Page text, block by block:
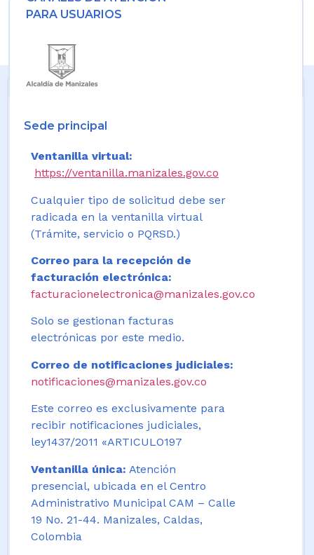
PARA USUARIOS
Sede principal
Ventanilla virtual:
https://ventanilla.manizales.gov.co
Cualquier tipo de solicitud debe ser
radicada en la ventanilla virtual
(Trámite, servicio o PQRSD.)
Correo para la recepción de
facturación electrónica:
facturacionelectronica@manizales.gov.co
Solo se gestionan facturas
electrónicas por este medio.
Correo de notificaciones judiciales:
notificaciones@manizales.gov.co
Este correo es exclusivamente para
recibir notificaciones judiciales,
ley1437/2011 «ARTICULO197
Ventanilla única: Atención
presencial, ubicada en el Centro
Administrativo Municipal CAM – Calle
19 No. 21-44. Manizales, Caldas,
Colombia